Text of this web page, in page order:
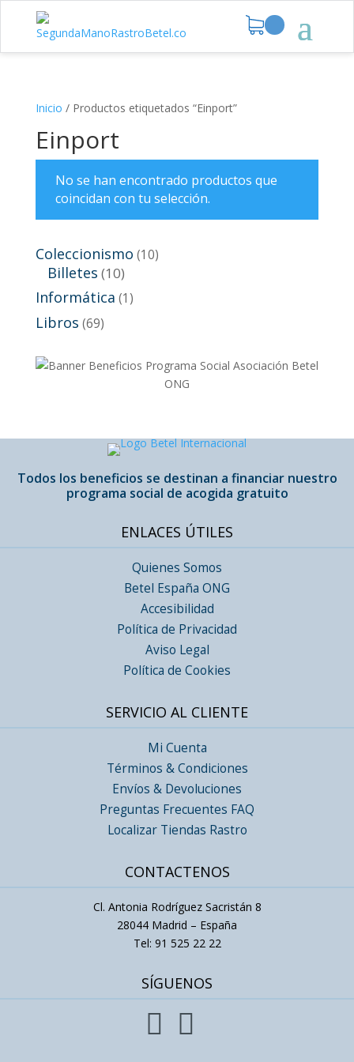
Inicio / Productos etiquetados “Einport”
Einport
No se han encontrado productos que
coincidan con tu selección.
Coleccionismo (10)
Billetes (10)
Informática (1)
Libros (69)
Todos los beneficios se destinan a financiar nuestro
programa social de acogida gratuito
ENLACES ÚTILES
Quienes Somos
Betel España ONG
Accesibilidad
Política de Privacidad
Aviso Legal
Política de Cookies
SERVICIO AL CLIENTE
Mi Cuenta
Términos & Condiciones
Envíos & Devoluciones
Preguntas Frecuentes FAQ
Localizar Tiendas Rastro
CONTACTENOS
Cl. Antonia Rodríguez Sacristán 8
28044 Madrid – España
Tel: 91 525 22 22
SÍGUENOS
 